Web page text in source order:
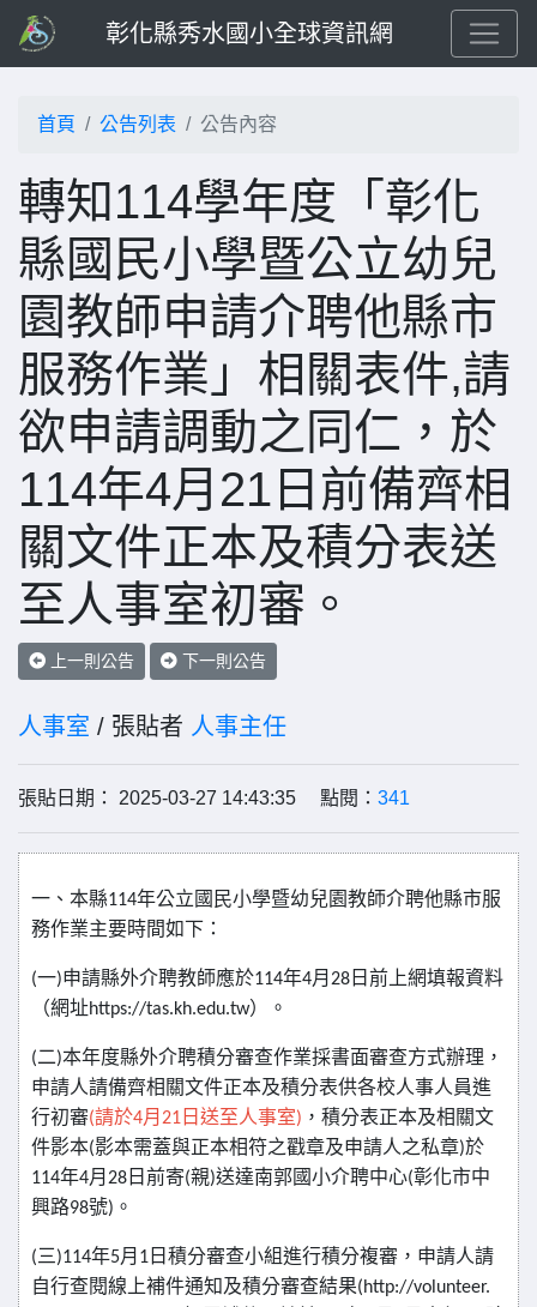
彰化縣秀水國小全球資訊網
首頁 公告列表 公告內容
轉知114學年度「彰化
縣國民小學暨公立幼兒
園教師申請介聘他縣市
服務作業」相關表件,請
欲申請調動之同仁，於
114年4月21日前備齊相
關文件正本及積分表送
至人事室初審。
上一則公告 下一則公告
人事室 / 張貼者 人事主任
張貼日期： 2025-03-27 14:43:35 點閱： 341
一、本縣114年公立國民小學暨幼兒園教師介聘他縣市服
務作業主要時間如下：
(一)申請縣外介聘教師應於114年4月 28 日前上網填報資料
（網址https://tas.kh.edu.tw）。
(二)本年度縣外介聘積分審查作業採書面審查方式辦理，
申請人請備齊相關文件正本及積分表供各校人事人員進
行初審(請於4月 21 日送至人事室) ， 積分表正本及相關文
件影本(影本需蓋與正本相符之戳章及申請人之私章)於
114年4月 28 日前寄(親)送達南郭國小介聘中心(彰化市中
興路98號) 。
(三)114年5月 1 日積分審查小組進行積分複審，申請人請
自行查閱線上補件通知及積分審查結果(http://volunteer.